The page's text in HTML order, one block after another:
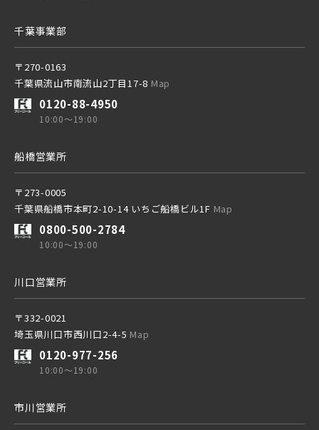
京王井の頭線
千葉都市モノレール
千葉事業部
〒270-0163
千葉県流山市南流山2丁目17-8 Map
0120-88-4950
10:00～19:00
船橋営業所
〒273-0005
千葉県船橋市本町2-10-14 いちご船橋ビル1F Map
0800-500-2784
10:00～19:00
川口営業所
〒332-0021
埼玉県川口市西川口2-4-5 Map
0120-977-256
10:00～19:00
市川営業所